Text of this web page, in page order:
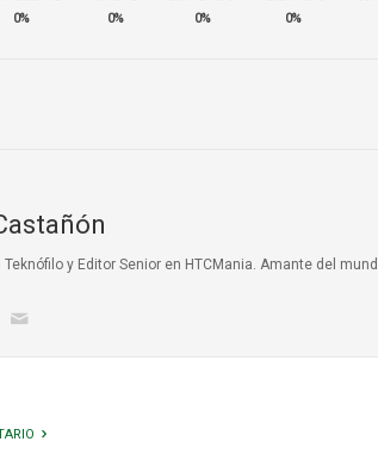
0%
0%
0%
0%
Teknófilo y Editor Senior en HTCMania. Amante del